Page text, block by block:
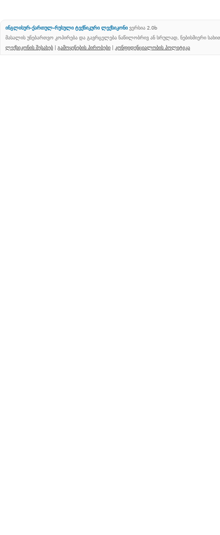
ინგლისურ-ქართულ-რუსული ტექნიკური ლექსიკონი ვერსია 2.0b
მასალის უნებართვო კოპირება და გავრცელება ნაწილობრივ ან სრულად, ნებისმიერი
ლექსიკონის შესახებ | გამოყენების პირობები | კონფიდენციალობის პოლიტიკა